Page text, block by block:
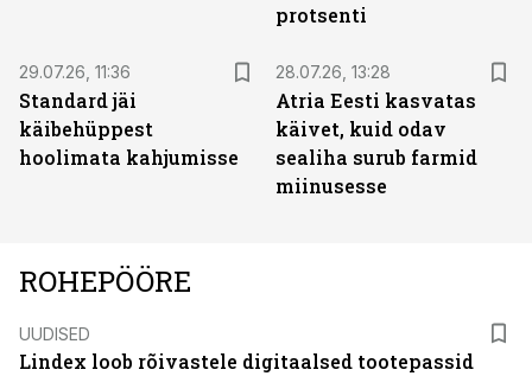
protsenti
29.07.26, 11:36
Standard jäi
käibehüppest
hoolimata kahjumisse
28.07.26, 13:28
Atria Eesti kasvatas
käivet, kuid odav
sealiha surub farmid
miinusesse
ROHEPÖÖRE
UUDISED
Lindex loob rõivastele digitaalsed tootepassid